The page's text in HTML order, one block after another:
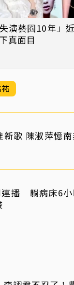
演藝圈10年」
真面目
新歌 陳淑萍憶
連播 躺病床6